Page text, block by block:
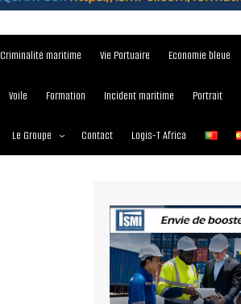
Criminalité maritime Vie Portuaire Economie bleue
Voile Formation Incident maritime Portrait
Le Groupe
Media Partner 2019 – 2023
Contact Logis-T Africa